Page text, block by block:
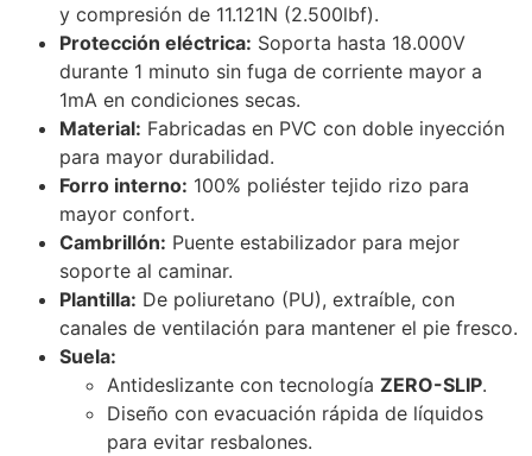
y compresión de 11.121N (2.500lbf).
Protección eléctrica: Soporta hasta 18.000V
durante 1 minuto sin fuga de corriente mayor a
1mA en condiciones secas.
Material: Fabricadas en PVC con doble inyección
para mayor durabilidad.
Forro interno: 100% poliéster tejido rizo para
mayor confort.
Cambrillón: Puente estabilizador para mejor
soporte al caminar.
Plantilla: De poliuretano (PU), extraíble, con
canales de ventilación para mantener el pie fresco.
Suela:
Antideslizante con tecnología ZERO-SLIP.
Diseño con evacuación rápida de líquidos
para evitar resbalones.